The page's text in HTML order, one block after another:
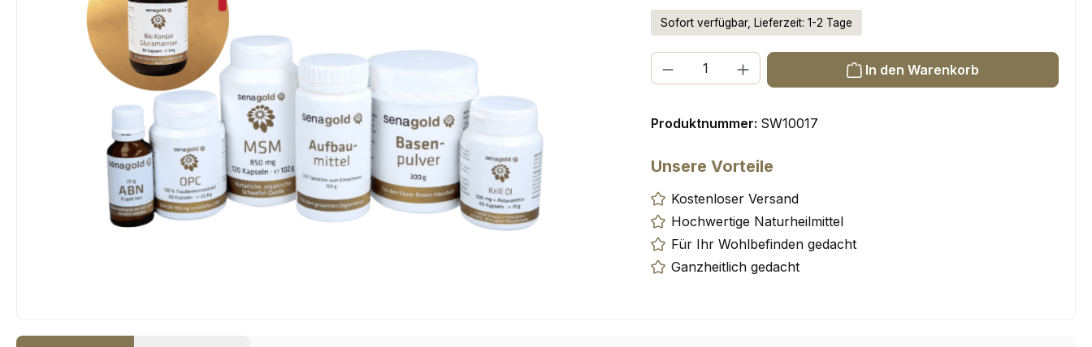
Sofort verfügbar, Lieferzeit: 1-2 Tage
Produkt Anzahl: Gib den gewünschten Wert ein oder benutze die Schaltflächen
In den Warenkorb
Produktnummer: SW10017
Unsere Vorteile
Kostenloser Versand
Hochwertige Naturheilmittel
Für Ihr Wohlbefinden gedacht
Ganzheitlich gedacht